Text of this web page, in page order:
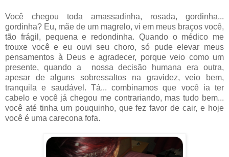
Você chegou toda amassadinha, rosada, gordinha...
gordinha? Eu, mãe de um magrelo, vi em meus braços você,
tão frágil, pequena e redondinha. Quando o médico me
trouxe você e eu ouvi seu choro, só pude elevar meus
pensamentos à Deus e agradecer, porque veio como um
presente, quando a nossa decisão humana era outra,
apesar de alguns sobressaltos na gravidez, veio bem,
tranquila e saudável. Tá... combinamos que você ia ter
cabelo e você já chegou me contrariando, mas tudo bem...
você até tinha um pouquinho, que fez favor de cair, e hoje
você é uma carecona fofa.